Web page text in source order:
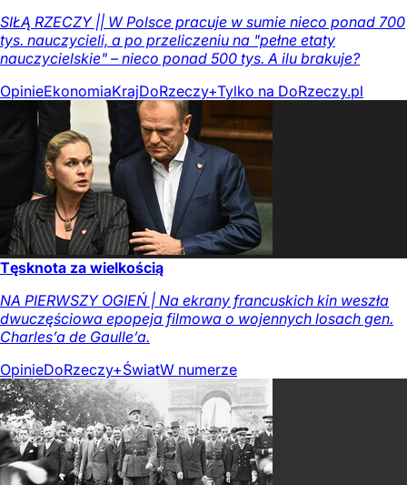
SIŁĄ RZECZY || W Polsce pracuje w sumie nieco ponad 700
tys. nauczycieli, a po przeliczeniu na "pełne etaty
nauczycielskie" – nieco ponad 500 tys. A ilu brakuje?
OpinieEkonomiaKrajDoRzeczy+Tylko na DoRzeczy.pl
Tęsknota za wielkością
NA PIERWSZY OGIEŃ | Na ekrany francuskich kin weszła
dwuczęściowa epopeja filmowa o wojennych losach gen.
Charles’a de Gaulle’a.
OpinieDoRzeczy+ŚwiatW numerze